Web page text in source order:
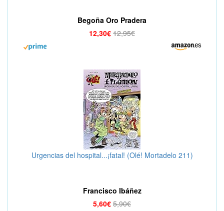
Begoña Oro Pradera
12,30€ 12,95€
Urgencias del hospital...¡fatal! (Olé! Mortadelo 211)
Francisco Ibáñez
5,60€ 5,90€